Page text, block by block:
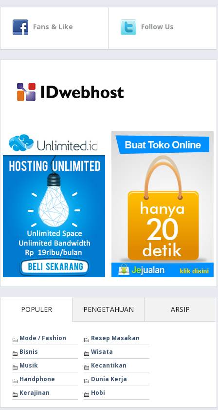
Fans & Like Follow Us
POPULER PENGETAHUAN ARSIP
Mode / Fashion
Resep Masakan
Bisnis
Wisata
Musik
Kecantikan
Handphone
Dunia Kerja
Kerajinan
Hobi